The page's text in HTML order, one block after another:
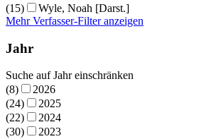
(15)
Wyle, Noah [Darst.]
Mehr Verfasser-Filter anzeigen
Jahr
Suche auf Jahr einschränken
(8)
2026
(24)
2025
(22)
2024
(30)
2023